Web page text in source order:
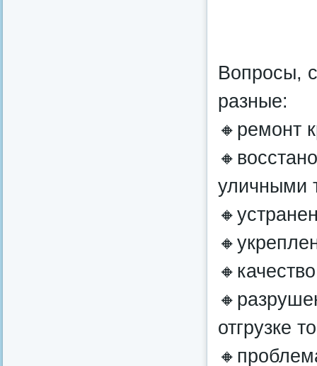
Вопросы,
разные:
🔸ремонт
уличными
отгрузке